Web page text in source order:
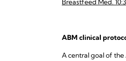
ABM clinical
A central goal of